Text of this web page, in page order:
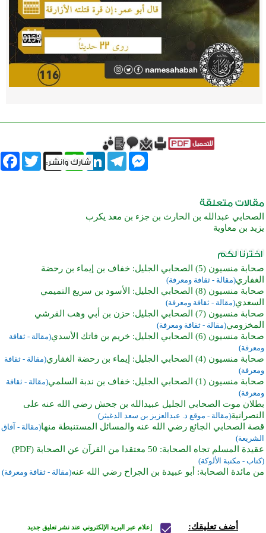
Twitter X
WhatsAppLinkedInTelegram
Messenger
الصحابي عبدالله بن الحارث بن جزء بن معد يكرب
يزيد بن معاوية
صحابة منسيون (5) الصحابي الجليل: خفاف بن إيماء بن رحضة
الغفاري(مقالة - ثقافة ومعرفة)
صحابة منسيون (8) الصحابي الجليل: الأسود بن سريع التميمي
السعدي(مقالة - ثقافة ومعرفة)
صحابة منسيون (7) الصحابي الجليل: حزن بن أبي وهب القرشي
المخزومي(مقالة - ثقافة ومعرفة)
صحابة منسيون (6) الصحابي الجليل: خريم بن فاتك الأسدي
(مقالة - ثقافة
ومعرفة)
صحابة منسيون (4) الصحابي الجليل: إيماء بن رحضة الغفاري
(مقالة - ثقافة
ومعرفة)
صحابة منسيون (1) الصحابي الجليل: خفاف بن ندبة السلمي
(مقالة - ثقافة
ومعرفة)
بطلان موت الصحابي الجليل عبيدالله بن جحش رضي الله عنه على
النصرانية(مقالة - موقع د. عبدالعزيز بن سعد الدغيثر)
قصة الصحابي الجائع رضي الله عنه والمسائل المستنبطة منها(مقالة - آفاق
الشريعة)
عقيدة المسلم تجاه الصحابة: 50 معتقدا من القرآن عن الصحابة (PDF)
(كتاب - مكتبة الألوكة)
من مائدة الصحابة: أبو عبيدة بن الجراح رضي الله عنه(مقالة - ثقافة ومعرفة)
أضف تعليقك: إعلام عبر البريد الإلكتروني عند نشر تعليق جديد